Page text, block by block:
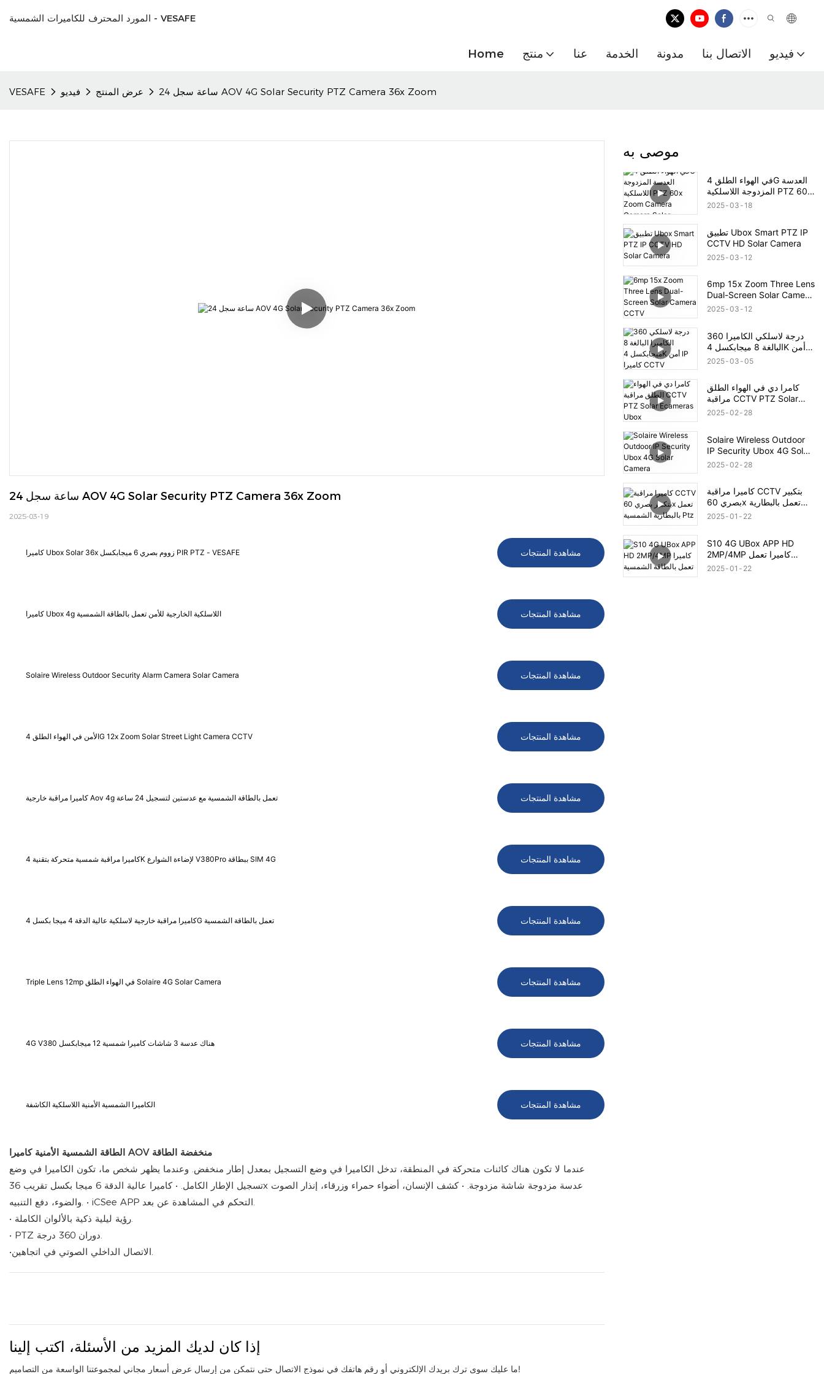
المورد المحترف للكاميرات الشمسية - VESAFE
Home منتج عنا الخدمة مدونة الاتصال بنا فيديو
VESAFE فيديو عرض المنتج 24 ساعة سجل AOV 4G Solar Security PTZ Camera 36x Zoom
24 ساعة سجل AOV 4G Solar Security PTZ Camera 36x Zoom
2025-03-19
كاميرا Ubox Solar 36x زووم بصري 6 ميجابكسل PIR PTZ - VESAFE مشاهدة المنتجات
كاميرا Ubox 4g اللاسلكية الخارجية للأمن تعمل بالطاقة الشمسية مشاهدة المنتجات
Solaire Wireless Outdoor Security Alarm Camera Solar Camera مشاهدة المنتجات
الأمن في الهواء الطلق 4G 12x Zoom Solar Street Light Camera CCTV مشاهدة المنتجات
كاميرا مراقبة خارجية Aov 4g تعمل بالطاقة الشمسية مع عدستين لتسجيل 24 ساعة مشاهدة المنتجات
كاميرا مراقبة شمسية متحركة بتقنية 4K لإضاءة الشوارع V380Pro ببطاقة SIM 4G مشاهدة المنتجات
كاميرا مراقبة خارجية لاسلكية عالية الدقة 4 ميجا بكسل 4G تعمل بالطاقة الشمسية مشاهدة المنتجات
Triple Lens 12mp في الهواء الطلق Solaire 4G Solar Camera مشاهدة المنتجات
4G V380 هناك عدسة 3 شاشات كاميرا شمسية 12 ميجابكسل مشاهدة المنتجات
الكاميرا الشمسية الأمنية اللاسلكية الكاشفة مشاهدة المنتجات
الطاقة الشمسية الأمنية
كاميرا AOV منخفضة الطاقة
عندما لا تكون هناك كائنات متحركة في المنطقة، تدخل الكاميرا في وضع التسجيل بمعدل إطار منخفض. وعندما يظهر شخص ما، تكون الكاميرا في وضع
تسجيل الإطار الكامل. • كاميرا عالية الدقة 6 ميجا بكسل تقريب 36x عدسة مزدوجة شاشة مزدوجة. • كشف الإنسان، أضواء حمراء وزرقاء، إنذار الصوت
إذا كان لديك المزيد من الأسئلة، اكتب إلينا
ما عليك سوى ترك بريدك الإلكتروني أو رقم هاتفك في نموذج الاتصال حتى نتمكن من إرسال عرض أسعار مجاني لمجموعتنا الواسعة من التصاميم!
موصى به
في الهواء الطلق 4G العدسة
المزدوجة اللاسلكية PTZ 60x
Zoom Camera Camera
2025 03 18
تطبيق Ubox Smart PTZ IP
CCTV HD Solar Camera
2025 03 12
6mp 15x Zoom Three Lens
Dual-Screen Solar Camera
CCTV
2025 03 12
360 درجة لاسلكي الكاميرا
البالغة 8 ميجابكسل 4K أمن
IP كاميرا CCTV
2025 03 05
كامرا دي في الهواء الطلق
مراقبة CCTV PTZ Solar
Ecameras Ubox
2025 02 28
Solaire Wireless Outdoor
IP Security Ubox 4G Solar
Camera
2025 02 28
كاميرا مراقبة CCTV بتكبير
بصري 60x تعمل بالبطارية
الشمسية Ptz
2025 01 22
S10 4G UBox APP HD
2MP/4MP كاميرا تعمل
بالطاقة الشمسية
2025 01 22